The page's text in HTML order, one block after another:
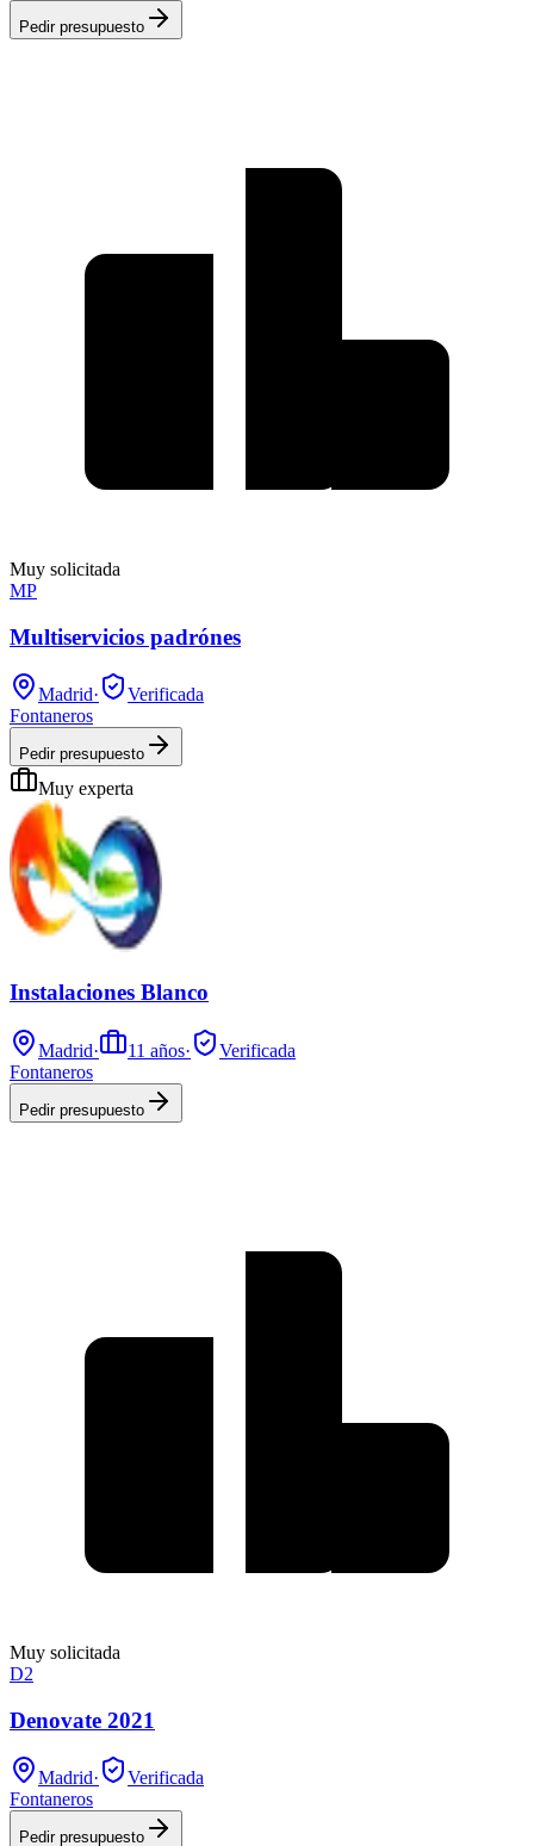
Pedir presupuesto
Muy solicitada
MP
Multiservicios padrónes
Madrid·
Verificada
Fontaneros
Pedir presupuesto
Muy experta
Instalaciones Blanco
Madrid· 11 años·
Verificada
Fontaneros
Pedir presupuesto
Muy solicitada
D2
Denovate 2021
Madrid·
Verificada
Fontaneros
Pedir presupuesto